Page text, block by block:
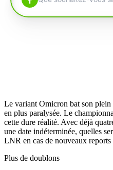
Le variant Omicron bat son
en plus paralysée. Le
cette dure réalité. Avec déjà
une date indéterminée, quelles
LNR en cas de nouveaux reports
Plus de doublons